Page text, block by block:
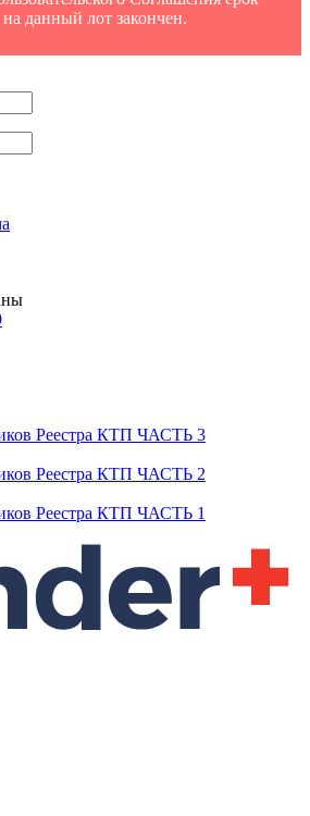
данный лот закончен.
Реестра КТП ЧАСТЬ 3
Реестра КТП ЧАСТЬ 2
Реестра КТП ЧАСТЬ 1